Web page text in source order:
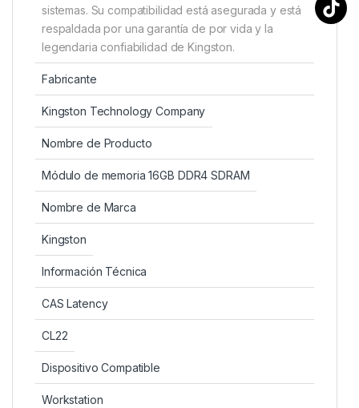
sistemas. Su compatibilidad está asegurada y está
respaldada por una garantía de por vida y la
legendaria confiabilidad de Kingston.
Fabricante
Kingston Technology Company
Nombre de Producto
Módulo de memoria 16GB DDR4 SDRAM
Nombre de Marca
Kingston
Información Técnica
CAS Latency
CL22
Dispositivo Compatible
Workstation